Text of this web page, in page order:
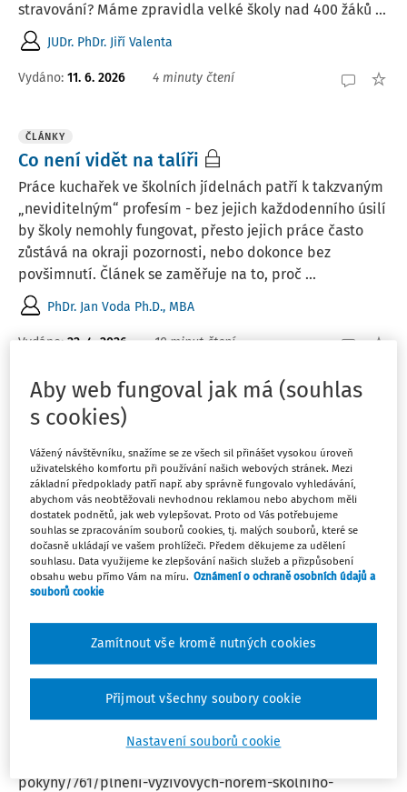
stravování? Máme zpravidla velké školy nad 400 žáků ...
JUDr. PhDr. Jiří Valenta
Vydáno: 11. 6. 2026 4 minuty čtení
ČLÁNKY
Co není vidět na talíři
Práce kuchařek ve školních jídelnách patří k takzvaným
„neviditelným“ profesím - bez jejich každodenního úsilí
by školy nemohly fungovat, přesto jejich práce často
zůstává na okraji pozornosti, nebo dokonce bez
povšimnutí. Článek se zaměřuje na to, proč ...
PhDr. Jan Voda Ph.D., MBA
Vydáno: 22. 4. 2026 19 minut čtení
ČLÁNKY
Zařazení zaměstnanců školní jídelny do
platové třídy
V praxi se nezřídka stává, že zaměstnanci školních
jídelen nejsou správně zařazení do platových tříd. Z
tohoto důvodu se v tomto článku zaměřím na správný
postup při určení platové třídy zaměstnance školní
jídelny a na to, co vše je potřebné s ohledem na ...
Mgr. Martin Kaplán
Vývar - základní nástroj kuchaře
Kompletní metodika je pro vás ke stažení na
pokyny/761/plneni-vyzivovych-norem-skolniho-
Aby web fungoval jak má (souhlas
s cookies)
Vážený návštěvníku, snažíme se ze všech sil přinášet vysokou úroveň
uživatelského komfortu při používání našich webových stránek. Mezi
základní předpoklady patří např. aby správně fungovalo vyhledávání,
abychom vás neobtěžovali nevhodnou reklamou nebo abychom měli
dostatek podnětů, jak web vylepšovat. Proto od Vás potřebujeme
souhlas se zpracováním souborů cookies, tj. malých souborů, které se
dočasně ukládají ve vašem prohlížeči. Předem děkujeme za udělení
souhlasu. Data využijeme ke zlepšování našich služeb a přizpůsobení
obsahu webu přímo Vám na míru. Oznámení o ochraně osobních údajů a
souborů cookie
Nastavení souborů cookie
Zamítnout vše kromě nutných cookies
Přijmout všechny soubory cookie